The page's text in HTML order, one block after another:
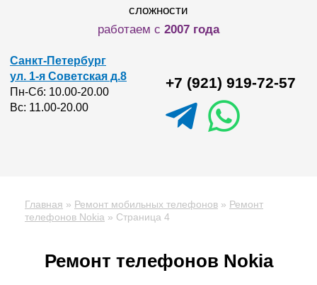
сложности
работаем с 2007 года
Санкт-Петербург
ул. 1-я Советская д.8
Пн-Сб: 10.00-20.00
Вс: 11.00-20.00
+7 (921) 919-72-57
Главная » Ремонт мобильных телефонов » Ремонт
телефонов Nokia » Страница 4
Ремонт телефонов Nokia